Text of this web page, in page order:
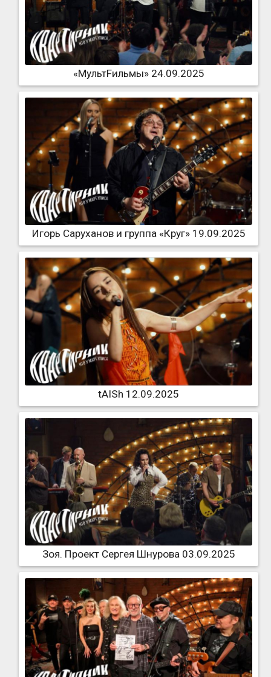
«МультFильмы» 24.09.2025
Игорь Саруханов и группа «Круг» 19.09.2025
tAISh 12.09.2025
Зоя. Проект Сергея Шнурова 03.09.2025